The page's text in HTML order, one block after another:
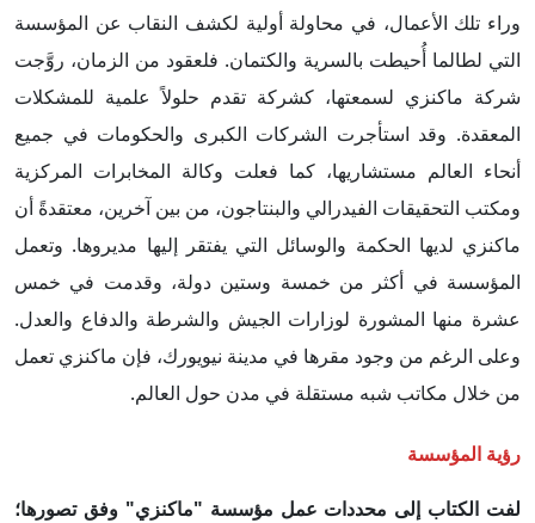
وراء تلك الأعمال، في محاولة أولية لكشف النقاب عن المؤسسة
التي لطالما أُحيطت بالسرية والكتمان. فلعقود من الزمان، روَّجت
شركة ماكنزي لسمعتها، كشركة تقدم حلولاً علمية للمشكلات
المعقدة. وقد استأجرت الشركات الكبرى والحكومات في جميع
أنحاء العالم مستشاريها، كما فعلت وكالة المخابرات المركزية
ومكتب التحقيقات الفيدرالي والبنتاجون، من بين آخرين، معتقدةً أن
ماكنزي لديها الحكمة والوسائل التي يفتقر إليها مديروها. وتعمل
المؤسسة في أكثر من خمسة وستين دولة، وقدمت في خمس
عشرة منها المشورة لوزارات الجيش والشرطة والدفاع والعدل.
وعلى الرغم من وجود مقرها في مدينة نيويورك، فإن ماكنزي تعمل
من خلال مكاتب شبه مستقلة في مدن حول العالم.
رؤية المؤسسة
لفت الكتاب إلى محددات عمل مؤسسة "ماكنزي" وفق تصورها؛